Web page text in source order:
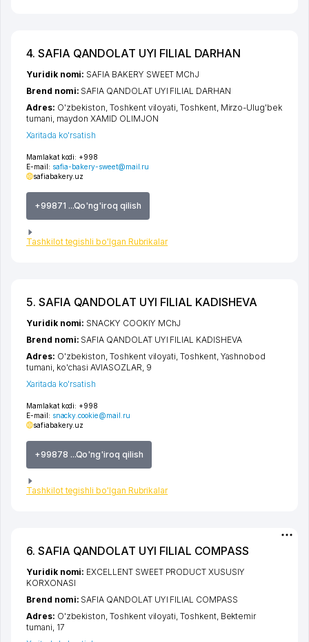
4. SAFIA QANDOLAT UYI FILIAL DARHAN
Mamlakat kodi: +998
E-mail: safia-bakery-sweet@mail.ru
safiabakery.uz
+99871 ...Qo'ng'iroq qilish
Tashkilot tegishli bo'lgan Rubrikalar
Yuridik nomi: SAFIA BAKERY SWEET MChJ
Brend nomi: SAFIA QANDOLAT UYI FILIAL DARHAN
Adres: O'zbekiston,Toshkent viloyati ,Toshkent, Mirzo-Ulug'bek
tumani maydon XAMID OLIMJON
Xaritada ko'rsatish
5. SAFIA QANDOLAT UYI FILIAL KADISHEVA
Mamlakat kodi: +998
E-mail: snacky.cookie@mail.ru
safiabakery.uz
+99878 ...Qo'ng'iroq qilish
Tashkilot tegishli bo'lgan Rubrikalar
Yuridik nomi: SNACKY COOKIY MChJ
Brend nomi: SAFIA QANDOLAT UYI FILIAL KADISHEVA
Adres: O'zbekiston,Toshkent viloyati ,Toshkent, Yashnobod
tumani ko'chasi AVIASOZLAR , 9
Xaritada ko'rsatish
6. SAFIA QANDOLAT UYI FILIAL COMPASS
Yuridik nomi: EXCELLENT SWEET PRODUCT XUSUSIY
KORXONASI
Brend nomi: SAFIA QANDOLAT UYI FILIAL COMPASS
Adres: O'zbekiston,Toshkent viloyati,Toshkent, Bektemir
tumani, 17